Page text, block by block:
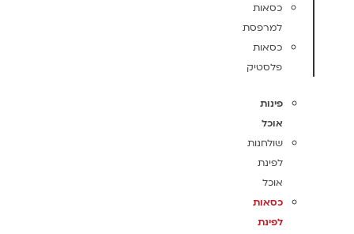
כסאות
למרפסת
כסאות
פלסטיק
פינות
אוכל
שולחנות
לפינת
אוכל
כסאות
לפינת